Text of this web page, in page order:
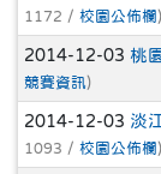
1172 / 校園公佈欄 )
2014-12-03 桃
競賽資訊)
2014-12-03 淡
1093 / 校園公佈欄 )